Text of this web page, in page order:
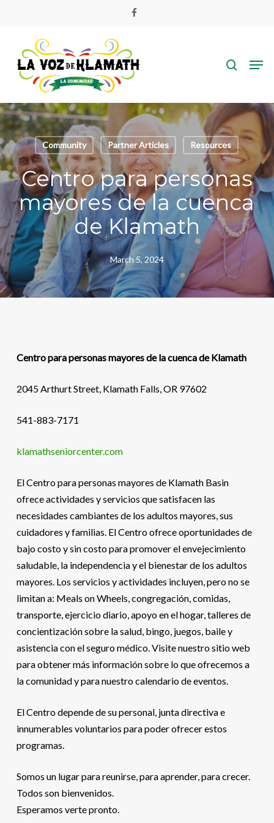
content
facebook
Community Partner Articles Resources
Centro para personas
mayores de la cuenca
de Klamath
March 5, 2024
Centro para personas mayores de la cuenca de Klamath
2045 Arthurt Street, Klamath Falls, OR 97602
541-883-7171
klamathseniorcenter.com
El Centro para personas mayores de Klamath Basin
ofrece actividades y servicios que satisfacen las
necesidades cambiantes de los adultos mayores, sus
cuidadores y familias. El Centro ofrece oportunidades de
bajo costo y sin costo para promover el envejecimiento
saludable, la independencia y el bienestar de los adultos
mayores. Los servicios y actividades incluyen, pero no se
limitan a: Meals on Wheels, congregación, comidas,
transporte, ejercicio diario, apoyo en el hogar, talleres de
concientización sobre la salud, bingo, juegos, baile y
asistencia con el seguro médico. Visite nuestro sitio web
para obtener más información sobre lo que ofrecemos a
la comunidad y para nuestro calendario de eventos.
El Centro depende de su personal, junta directiva e
innumerables voluntarios para poder ofrecer estos
programas.
Somos un lugar para reunirse, para aprender, para crecer.
Todos son bienvenidos.
Esperamos verte pronto.